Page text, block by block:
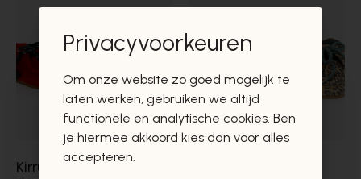
Kirruna
Privacyvoorkeuren
Om onze website zo goed mogelijk te
laten werken, gebruiken we altijd
functionele en analytische cookies. Ben
je hiermee akkoord kies dan voor alles
accepteren.